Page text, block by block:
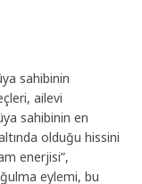
sahibinin
ailevi
sahibinin en
olduğu hissini
enerjisi”,
eylemi, bu